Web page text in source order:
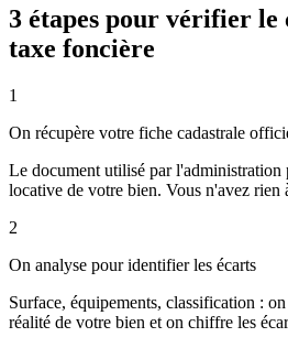
3 étapes pour vérifier le
taxe foncière
1
On récupère votre fiche cadastrale
Le document utilisé par l'administration
locative de votre bien. Vous n'avez rien
2
On analyse pour identifier les écarts
Surface, équipements, classification :
réalité de votre bien et on chiffre les